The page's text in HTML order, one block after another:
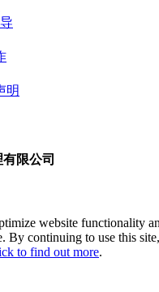
明
限公司
website functionality
By continuing to use this
to find out more.